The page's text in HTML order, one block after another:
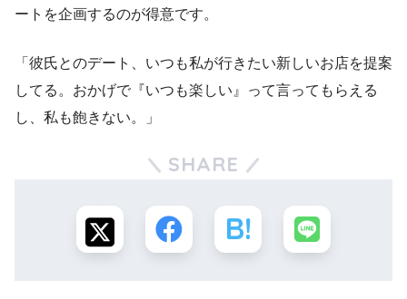
ートを企画するのが得意です。
「彼氏とのデート、いつも私が行きたい新しいお店を提案
してる。おかげで『いつも楽しい』って言ってもらえる
し、私も飽きない。」
SHARE